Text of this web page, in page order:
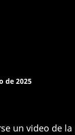
de 2025
un video de